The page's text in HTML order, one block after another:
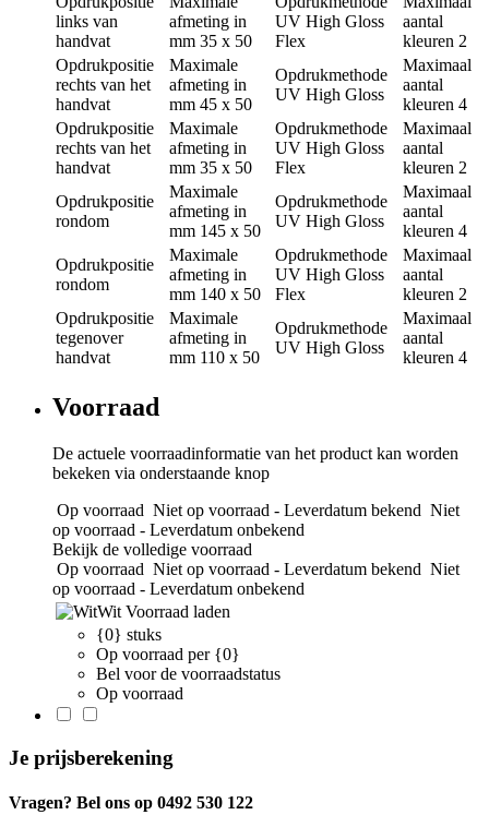
links van
handvat
afmeting in
mm 35 x 50
UV High Gloss
Flex
aantal
kleuren 2
Opdrukpositie
rechts van het
handvat
Maximale
afmeting in
mm 45 x 50
Opdrukmethode
UV High Gloss
Maximaal
aantal
kleuren 4
Opdrukpositie
rechts van het
handvat
Maximale
afmeting in
mm 35 x 50
Opdrukmethode
UV High Gloss
Flex
Maximaal
aantal
kleuren 2
Opdrukpositie
rondom
Maximale
afmeting in
mm 145 x 50
Opdrukmethode
UV High Gloss
Maximaal
aantal
kleuren 4
Opdrukpositie
rondom
Maximale
afmeting in
mm 140 x 50
Opdrukmethode
UV High Gloss
Flex
Maximaal
aantal
kleuren 2
Opdrukpositie
tegenover
handvat
Maximale
afmeting in
mm 110 x 50
Opdrukmethode
UV High Gloss
Maximaal
aantal
kleuren 4
Voorraad
De actuele voorraadinformatie van het product kan worden
bekeken via onderstaande knop
Op voorraad Niet op voorraad - Leverdatum bekend Niet
op voorraad - Leverdatum onbekend
Bekijk de volledige voorraad
Op voorraad Niet op voorraad - Leverdatum bekend Niet
op voorraad - Leverdatum onbekend
Wit Voorraad laden
{0} stuks
Op voorraad per {0}
Bel voor de voorraadstatus
Op voorraad
Je prijsberekening
Vragen? Bel ons op 0492 530 122